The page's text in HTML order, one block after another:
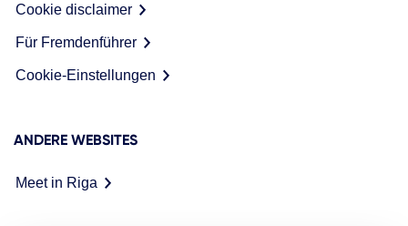
Cookie disclaimer
Für Fremdenführer
Cookie-Einstellungen
ANDERE WEBSITES
Meet in Riga